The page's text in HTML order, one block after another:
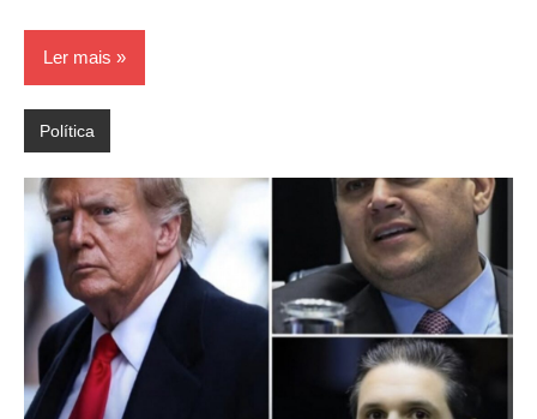
Ler mais
Política